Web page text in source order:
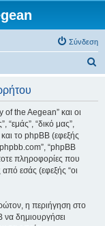
Σύνδεση
of the Aegean” και οι
“εμάς”, “δικό μας”,
το phpBB (εφεξής
“phpBB
πληροφορίες που
εσάς (εφεξής “οι
η περιήγηση στο
να δημιουργήσει